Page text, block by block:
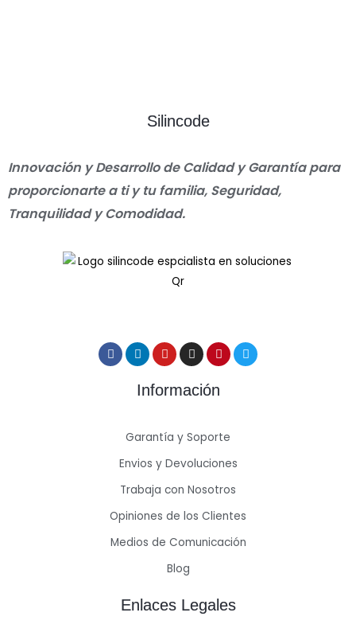
Silincode
Innovación y Desarrollo de Calidad y Garantía para
proporcionarte a ti y tu familia, Seguridad,
Tranquilidad y Comodidad.
Información
Garantía y Soporte
Envios y Devoluciones
Trabaja con Nosotros
Opiniones de los Clientes
Medios de Comunicación
Blog
Enlaces Legales